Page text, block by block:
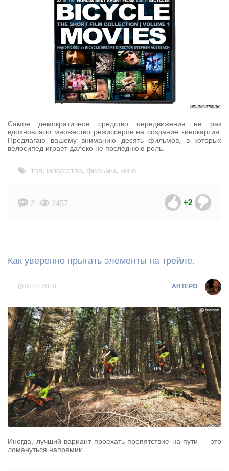
Самое демократичное средство передвижения не раз
вдохновляло множество режиссёров на создание кинокартин.
Предлагаю вашему вниманию десять фильмов, в которых
велосипед играет далеко не последнюю роль.
топ, искусство, фильмы, кино
2 2457 +2
Как уверенно прыгать элементы на трейле.
08.04.2018 AHTEPO
Иногда, лучший вариант проехать препятствие на пути — это
ломануться напрямик.